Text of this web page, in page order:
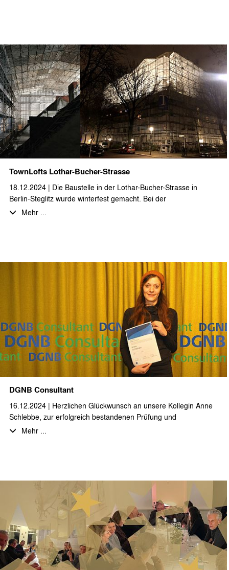
Gebäudetypologien entwickelt, welche sich gut in die
bestehende Bebauung einfügen. So entsteht ein
straßenbegleitendes, viergeschossiges Torhaus entlang der
Berliner Straße 41-42 sowie ein dreigeschossiges und ein
zweigeschossiges Wohngebäude im vorderen
Grundstücksbereich. Dieser Bauteil ist vollständig mit einer
Tiefgarage unterbaut. Im rückwärtigen Grundstücksbereich bis
hin zum Parkgraben entstehen zusätzlich 11 Doppelhäuser.
TownLofts Lothar-Bucher-Strasse
18.12.2024 | Die Baustelle in der Lothar-Bucher-Strasse in
Berlin-Steglitz wurde winterfest gemacht. Bei der
zweigeschossigen Dachgeschossaufstockung bzw. -neubau
und interessierten Nachbarn eingeweiht. Wir bedanken uns bei
unseren Auftraggebern herzlich für die Einladung und wünschen
allen erholsame Feiertage und einen guten Rutsch ins neue
Mehr ...
DGNB Consultant
16.12.2024 | Herzlichen Glückwunsch an unsere Kollegin Anne
Schlebbe, zur erfolgreich bestandenen Prüfung und
Zertifizierung als DGNB Consultant!
aufbauend als DGNB Consultant, steht Anne Schlebbe allen
interessierten Auftraggebern, Projektbeteiligten und unserem
stæhr+partner architekten Team für alle Fragen des
nachhaltigen Bauens von den ersten Entwurfsphasen bis hin
zum Prozess der Gebäudezertifizierung als kompetente
Ansprechpartnerin zur Verfügung.
Anne Schlebbe ist des Weiteren auch als DGNB
Zertifizierungsexpertin im Netzwerk der DGNB gelistet.
Mehr ...